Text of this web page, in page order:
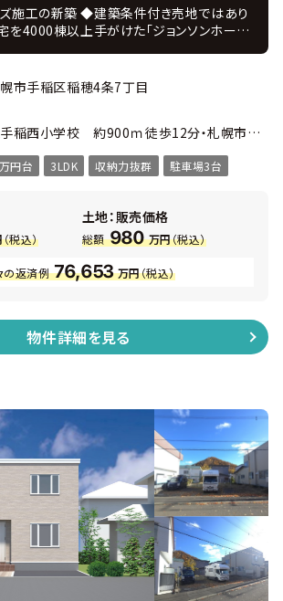
ズ施工の新築 ◆建築条件付き売地ではあり
4000棟以上手がけた「ジョンソンホーム
自社一貫体制、 住んでからのアフターフォ
地の明るさと開放感が魅力。光と風を存分
敷地。 ◆約57坪の広さで、平屋から2階建
ンが自由に描ける土地。 ◆解体更地渡しと
概要 ・ 3ＬＤＫ 延べ床面積107.7㎡ ・
・ 幅員：角地南東9.9ｍ・北東8.0ｍ公道
市手稲区稲穂4条7丁目
札幌市立手稲西小学校 約900ｍ徒歩12分・札幌市立手稲西中学校 約800ｍ徒歩10分
円台 3LDK 収納力抜群 駐車場3台
（税込）
土地：販売価格
総額 980 万円（税込）
の返済例 76,653 万円（税込）
物件詳細を見る